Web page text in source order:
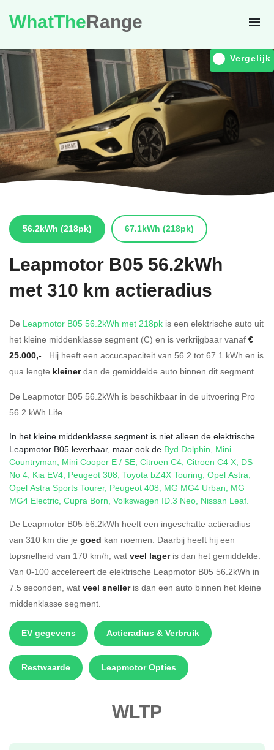
WhatTheRange
Vergelijk
56.2kWh (218pk) 67.1kWh (218pk)
Leapmotor B05 56.2kWh
met 310 km actieradius
De Leapmotor B05 56.2kWh met 218pk is een elektrische auto uit
het kleine middenklasse segment (C) en is verkrijgbaar vanaf €
25.000,- . Hij heeft een accucapaciteit van 56.2 tot 67.1 kWh en is
qua lengte kleinerdan de gemiddelde auto binnen dit segment.
De Leapmotor B05 56.2kWh is beschikbaar in de uitvoering Pro
56.2 kWh Life.
In het kleine middenklasse segment is niet alleen de elektrische
Leapmotor B05 leverbaar, maar ook de Byd Dolphin, Mini
Countryman, Mini Cooper E / SE, Citroen C4, Citroen C4 X, DS
No 4, Kia EV4, Peugeot 308, Toyota bZ4X Touring, Opel Astra,
Opel Astra Sports Tourer, Peugeot 408, MG MG4 Urban, MG
MG4 Electric, Cupra Born, Volkswagen ID.3 Neo, Nissan Leaf.
De Leapmotor B05 56.2kWh heeft een ingeschatte actieradius
van 310 km die je goed kan noemen. Daarbij heeft hij een
topsnelheid van 170 km/h, wat veel lageris dan het gemiddelde.
Van 0-100 accelereert de elektrische Leapmotor B05 56.2kWh in
7.5 seconden, wat veel snelleris dan een auto binnen het kleine
middenklasse segment.
EV gegevens Actieradius & Verbruik
Restwaarde Leapmotor Opties
WLTP